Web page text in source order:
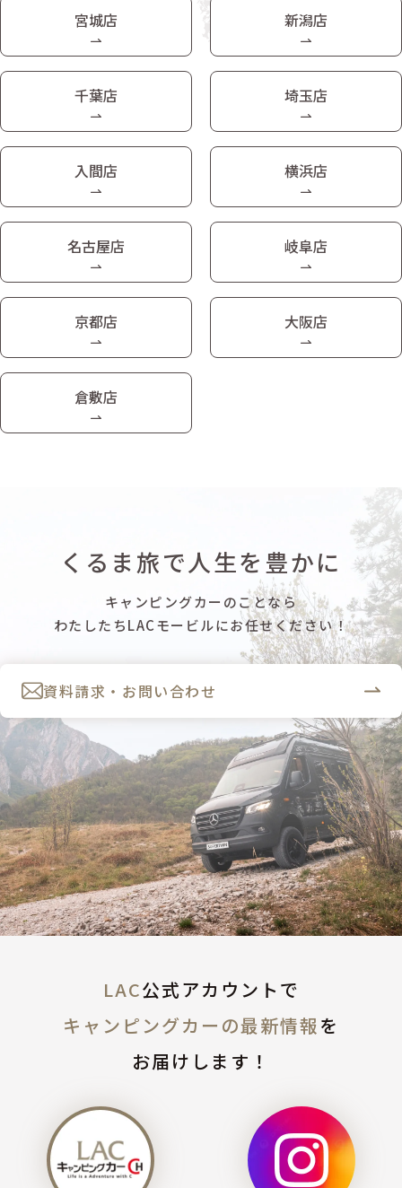
宮城店 新潟店
千葉店 埼玉店
入間店 横浜店
名古屋店 岐阜店
京都店 大阪店
倉敷店
くるま旅で人生を豊かに
キャンピングカーのことなら
わたしたちLACモービルにお任せください！
資料請求・お問い合わせ
LAC公式アカウントで
キャンピングカーの最新情報を
お届けします！